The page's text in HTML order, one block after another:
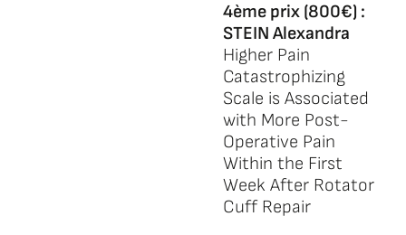
4ème prix (800€) :
STEIN Alexandra
Higher Pain
Catastrophizing
Scale is Associated
with More Post-
Operative Pain
Within the First
Week After Rotator
Cuff Repair